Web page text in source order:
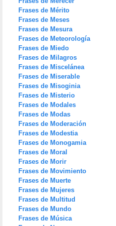
Frases de Mérito
Frases de Meses
Frases de Mesura
Frases de Meteorología
Frases de Miedo
Frases de Milagros
Frases de Miscelánea
Frases de Miserable
Frases de Misoginia
Frases de Misterio
Frases de Modales
Frases de Modas
Frases de Moderación
Frases de Modestia
Frases de Monogamia
Frases de Moral
Frases de Morir
Frases de Movimiento
Frases de Muerte
Frases de Mujeres
Frases de Multitud
Frases de Mundo
Frases de Música